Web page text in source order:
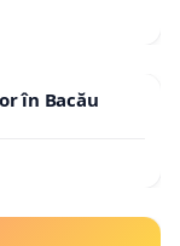
în Bacău